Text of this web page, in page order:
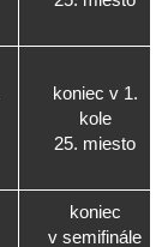
koniec v 1.
kole
25. miesto
koniec
v semifinále